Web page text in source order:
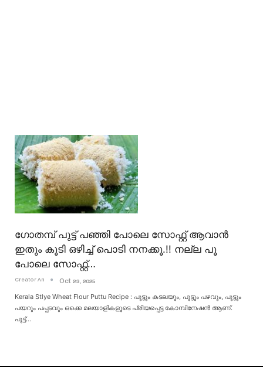
ഗോതമ്പ് പുട്ട് പഞ്ഞി പോലെ സോഫ്റ്റ് ആവാൻ
ഇതും കൂടി ഒഴിച്ച് പൊടി നനക്കൂ.!! നല്ല പൂ
പോലെ സോഫ്റ്റ്‌…
Creator An Oct 23, 2025
Kerala Stlye Wheat Flour Puttu Recipe : പുട്ടും കടലയും, പുട്ടും പഴവും, പുട്ടും
പയറും പപ്പടവും ഒക്കെ മലയാളികളുടെ പ്രിയപ്പെട്ട കോമ്പിനേഷൻ ആണ്.
പുട്ട്…